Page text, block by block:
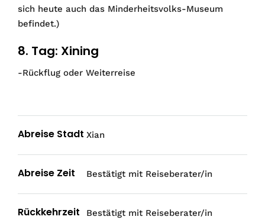
sich heute auch das Minderheitsvolks-Museum
befindet.)
8. Tag: Xining
-Rückflug oder Weiterreise
Abreise Stadt Xian
Abreise Zeit Bestätigt mit Reiseberater/in
Rückkehrzeit Bestätigt mit Reiseberater/in